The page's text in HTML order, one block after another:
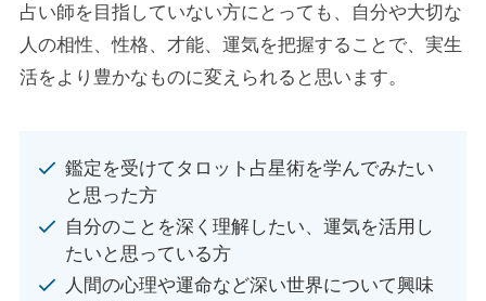
占い師を目指していない方にとっても、自分や大切な
人の相性、性格、才能、運気を把握することで、実生
活をより豊かなものに変えられると思います。
鑑定を受けてタロット占星術を学んでみたい
と思った方
自分のことを深く理解したい、運気を活用し
たいと思っている方
人間の心理や運命など深い世界について興味